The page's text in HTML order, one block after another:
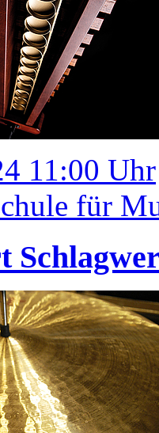
11:00 Uhr
für